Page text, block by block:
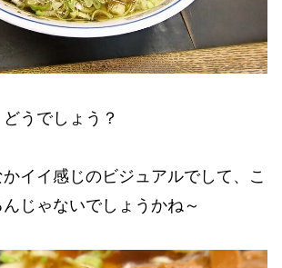
うでしょう？
イイ感じのビジュアルでして、こ
じゃないでしょうかね～